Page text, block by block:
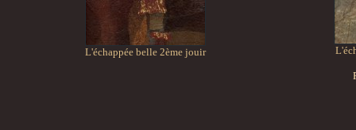
L'échappée belle 2ème jouir